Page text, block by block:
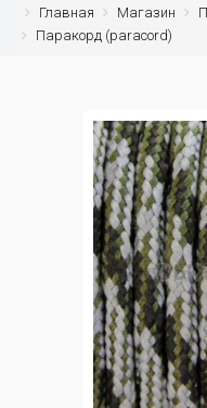
Главная Магазин
Паракорд (paracord)